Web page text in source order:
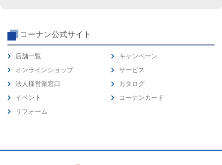
コーナン公式サイト
店舗一覧
オンラインショップ
法人様営業窓口
イベント
リフォーム
キャンペーン
サービス
カタログ
コーナンカード